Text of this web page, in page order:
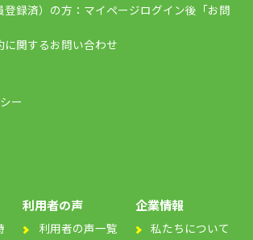
登録済）の方：マイページログイン後「お問
に関するお問い合わせ
ー
利用者の声
利用者の声一覧
企業情報
私たちについて